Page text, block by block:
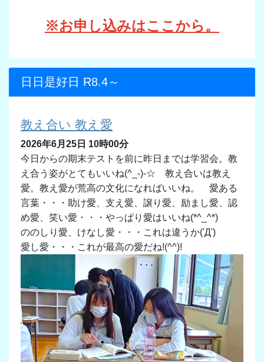
※お申し込みはここから。
日日是好日 R8.4～
教え合い 教え愛
2026年6月25日 10時00分
今日からの期末テストを前に昨日までは学習会。教
え合う姿がとてもいいね(^_-)-☆ 教え合いは教え
愛。教え愛が荒高の文化になればいいね。 愛ある
言葉・・・助け愛、支え愛、譲り愛、励まし愛、認
め愛、笑い愛・・・やっぱり愛はいいね(*^_^*)
ののしり愛、けなし愛・・・これは違うか('Д')
愛し愛・・・これが最高の愛だね!(^^)!